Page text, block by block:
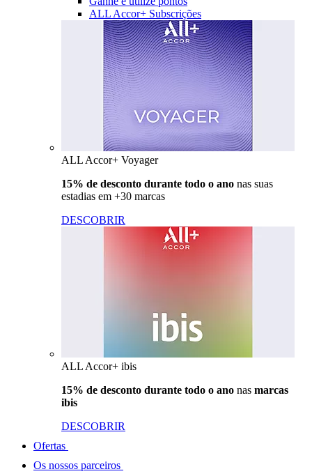
ALL Accor+ Subscrições
ALL Accor+ Voyager
15% de desconto durante todo o ano nas suas
estadias em +30 marcas
DESCOBRIR
ALL Accor+ ibis
15% de desconto durante todo o ano nas marcas
ibis
DESCOBRIR
Ofertas
Os nossos parceiros